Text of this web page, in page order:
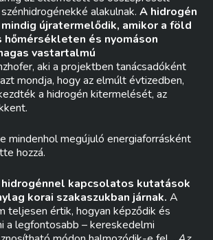
alakulnak. A hidrogén
újratermelődik, amikor a föld
hőmérsékleten és nyomáson
vastartalmú
aki a projektben tanácsadóként
mondja, hogy az elmúlt évtizedben,
a hidrogén kitermelését, az
mindenhol megújuló energiaforrásként
hozzá.
kapcsolatos kutatások
korai szakaszukban járnak. A
teljesen értik, hogyan képződik és
a legfontosabb – kereskedelmi